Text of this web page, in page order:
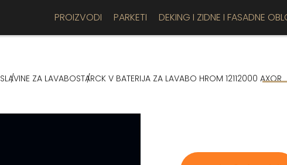
PROIZVODI PARKETI DEKING I ZIDNE I FASADNE
SLAVINE ZA LAVABOSTARCK V BATERIJA ZA LAVABO HROM 12112000 AXOR